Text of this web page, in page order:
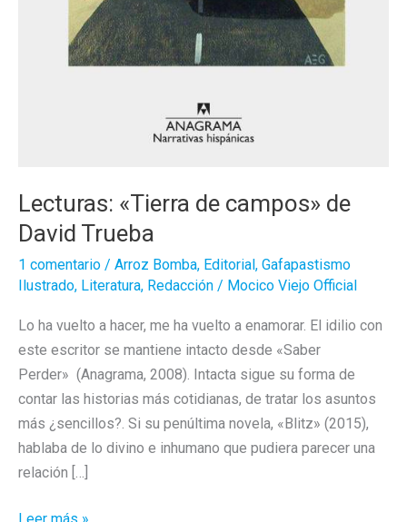
Lecturas: «Tierra de campos» de
David Trueba
1 comentario / Arroz Bomba, Editorial, Gafapastismo
Ilustrado, Literatura, Redacción / Mocico Viejo Official
Lo ha vuelto a hacer, me ha vuelto a enamorar. El idilio con
este escritor se mantiene intacto desde «Saber
Perder» (Anagrama, 2008). Intacta sigue su forma de
contar las historias más cotidianas, de tratar los asuntos
más ¿sencillos?. Si su penúltima novela, «Blitz» (2015),
hablaba de lo divino e inhumano que pudiera parecer una
relación […]
Lecturas: